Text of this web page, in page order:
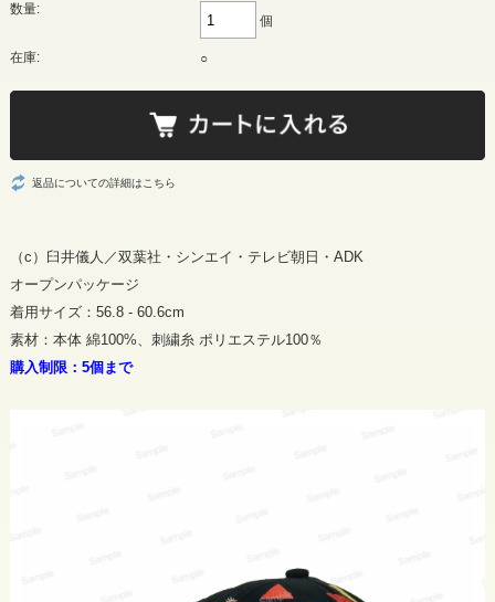
数量:
個
在庫: ○
返品についての詳細はこちら
（c）臼井儀人／双葉社・シンエイ・テレビ朝日・ADK
オープンパッケージ
着用サイズ：56.8 - 60.6cm
素材：本体 綿100%、刺繍糸 ポリエステル100％
購入制限：5個まで